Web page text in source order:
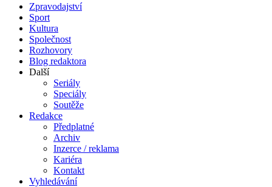
Zpravodajství
Sport
Kultura
Společnost
Rozhovory
Blog redaktora
Další
Seriály
Speciály
Soutěže
Redakce
Předplatné
Archiv
Inzerce / reklama
Kariéra
Kontakt
Vyhledávání